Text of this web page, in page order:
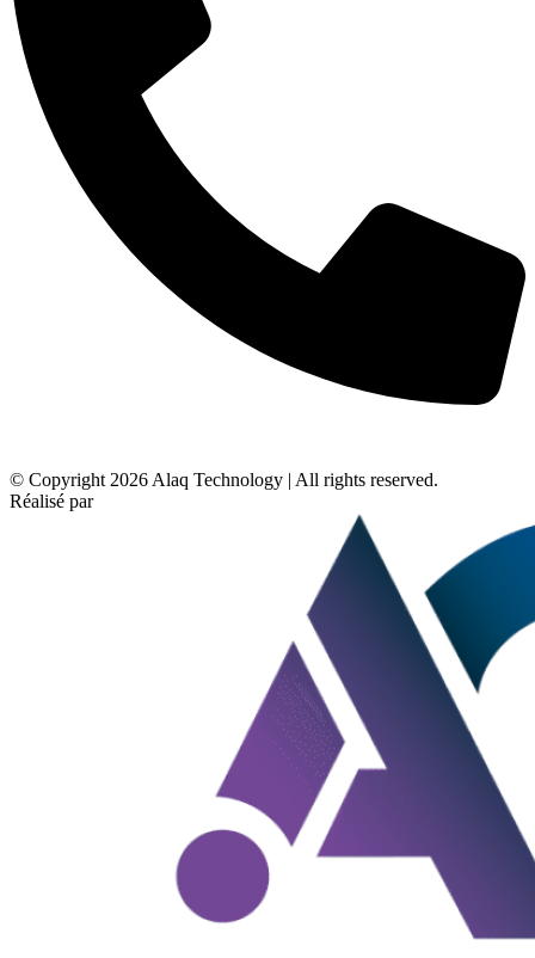
© Copyright 2026 Alaq Technology | All rights reserved.
Réalisé par